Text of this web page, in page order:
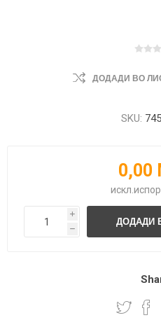
ДОДАДИ ВО
SKU:
0,00
искл.
i
h